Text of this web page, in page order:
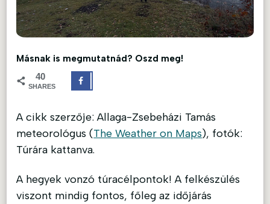
Másnak is megmutatnád? Oszd meg!
40
SHARES
A cikk szerzője: Allaga-Zsebeházi Tamás
meteorológus (The Weather on Maps), fotók:
Túrára kattanva.
A hegyek vonzó túracélpontok! A felkészülés
viszont mindig fontos, főleg az időjárás